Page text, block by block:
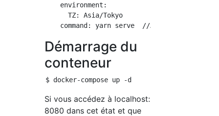
    environment:
      TZ: Asia/Tokyo
Démarrage du
conteneur
Si vous accédez à localhost:
8080 dans cet état et que